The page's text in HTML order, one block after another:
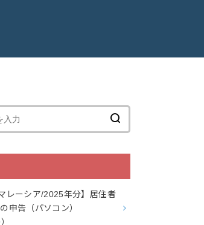
レーシア/2025年分】居住者
申告（パソコン）